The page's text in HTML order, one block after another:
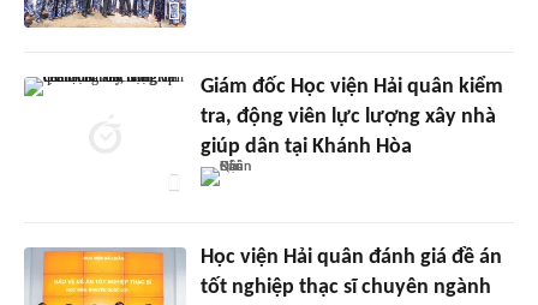
Giám đốc Học viện Hải quân kiểm
tra, động viên lực lượng xây nhà
giúp dân tại Khánh Hòa
Học viện Hải quân đánh giá đề án
tốt nghiệp thạc sĩ chuyên ngành